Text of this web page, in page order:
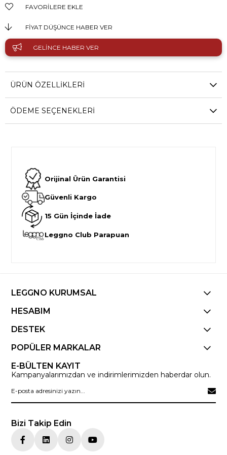
FAVORILERE EKLE
FIYAT DÜŞÜNCE HABER VER
GELINCE HABER VER
ÜRÜN ÖZELLIKLERI
ÖDEME SEÇENEKLERI
Orijinal Ürün Garantisi
Güvenli Kargo
15 Gün İçinde İade
Leggno Club Parapuan
LEGGNO KURUMSAL
HESABIM
DESTEK
POPÜLER MARKALAR
E-BÜLTEN KAYIT
Kampanyalarımızdan ve indirimlerimizden haberdar olun.
Bizi Takip Edin